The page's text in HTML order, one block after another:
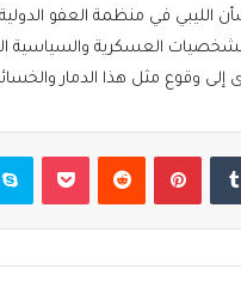
العسكرية
وقوع مثل هذا الدمار
بينتيريست بوكيت